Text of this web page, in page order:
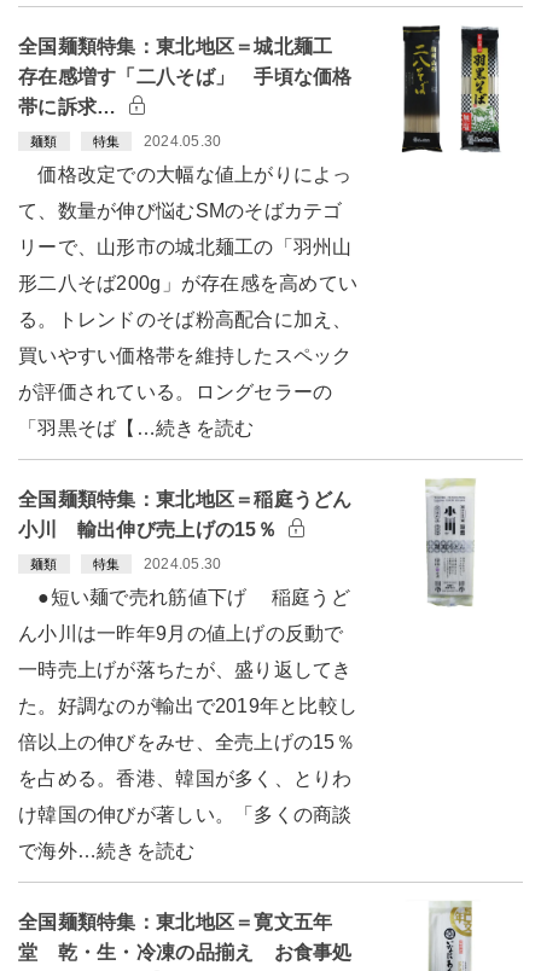
全国麺類特集：東北地区＝城北麺工
存在感増す「二八そば」 手頃な価格
帯に訴求…
麺類 特集 2024.05.30
価格改定での大幅な値上がりによっ
て、数量が伸び悩むSMのそばカテゴ
リーで、山形市の城北麺工の「羽州山
形二八そば200g」が存在感を高めてい
る。トレンドのそば粉高配合に加え、
買いやすい価格帯を維持したスペック
が評価されている。ロングセラーの
「羽黒そば【…続きを読む
全国麺類特集：東北地区＝稲庭うどん
小川 輸出伸び売上げの15％
麺類 特集 2024.05.30
●短い麺で売れ筋値下げ 稲庭うど
ん小川は一昨年9月の値上げの反動で
一時売上げが落ちたが、盛り返してき
た。好調なのが輸出で2019年と比較し
倍以上の伸びをみせ、全売上げの15％
を占める。香港、韓国が多く、とりわ
け韓国の伸びが著しい。「多くの商談
で海外…続きを読む
全国麺類特集：東北地区＝寛文五年
堂 乾・生・冷凍の品揃え お食事処